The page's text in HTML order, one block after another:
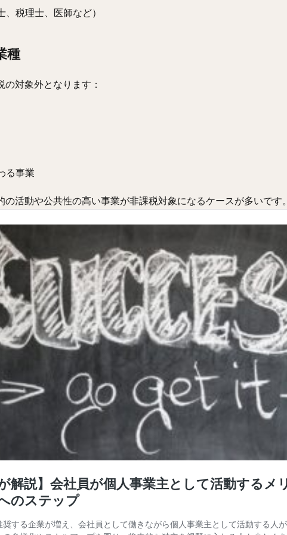
、税理士、医師など）
種
の対象外となります：
る事業
の活動や公共性の高い事業が非課税対象になるケースが多いです。